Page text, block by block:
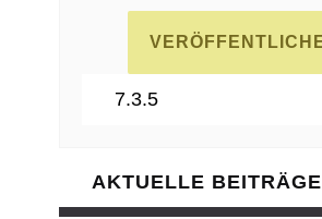
AKTUELLE BEITRÄGE